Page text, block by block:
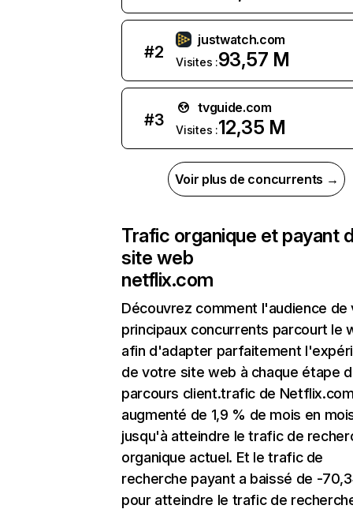
#2
justwatch.com
Visites :93,57 M
#3
tvguide.com
Visites :12,35 M
Voir plus de concurrents →
Trafic organique et payant
site web
netflix.com
Découvrez comment l'audience de
principaux concurrents parcourt le
afin d'adapter parfaitement
de votre site web à chaque étape
parcours client.trafic de
augmenté de 1,9 % de mois en
jusqu'à atteindre le trafic de
organique actuel. Et le trafic de
recherche payant a baissé de -
pour atteindre le trafic de